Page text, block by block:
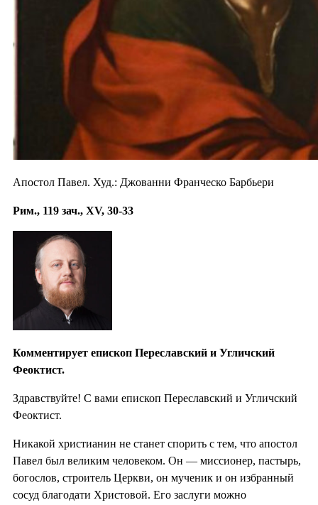
Апостол Павел. Худ.: Джованни Франческо Барбьери
Рим., 119 зач., XV, 30-33
Комментирует епископ Переславский и Угличский
Феоктист.
Здравствуйте! С вами епископ Переславский и Угличский
Феоктист.
Никакой христианин не станет спорить с тем, что апостол
Павел был великим человеком. Он — миссионер, пастырь,
богослов, строитель Церкви, он мученик и он избранный
сосуд благодати Христовой. Его заслуги можно